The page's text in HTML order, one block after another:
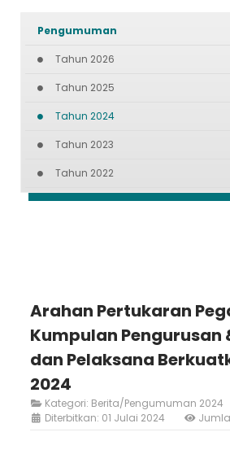
Pengumuman
Tahun 2026
Tahun 2025
Tahun 2024
Tahun 2023
Tahun 2022
Arahan Pertukaran
Kumpulan Pengurusan
dan Pelaksana
2024
Kategori: Berita/Pengumuman 2024
Diterbitkan: 01 Julai 2024